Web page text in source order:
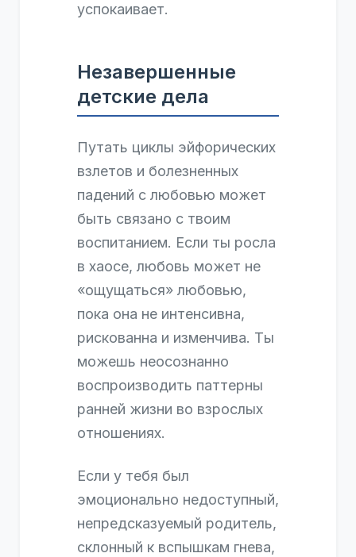
успокаивает.
Незавершенные
детские дела
Путать циклы эйфорических
взлетов и болезненных
падений с любовью может
быть связано с твоим
воспитанием. Если ты росла
в хаосе, любовь может не
«ощущаться» любовью,
пока она не интенсивна,
рискованна и изменчива. Ты
можешь неосознанно
воспроизводить паттерны
ранней жизни во взрослых
отношениях.
Если у тебя был
эмоционально недоступный,
непредсказуемый родитель,
склонный к вспышкам гнева,